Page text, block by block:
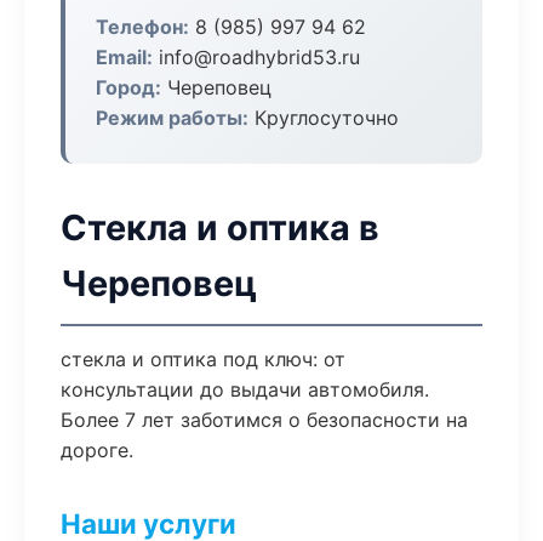
Телефон: 8 (985) 997 94 62
Email: info@roadhybrid53.ru
Город: Череповец
Режим работы: Круглосуточно
Стекла и оптика в
Череповец
стекла и оптика под ключ: от
консультации до выдачи автомобиля.
Более 7 лет заботимся о безопасности на
дороге.
Наши услуги